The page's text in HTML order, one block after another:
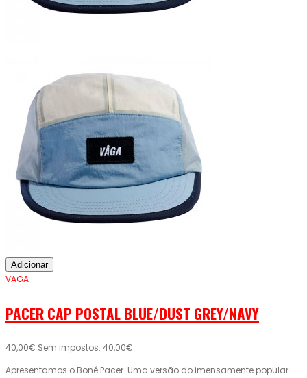
Adicionar
VAGA
PACER CAP POSTAL BLUE/DUST GREY/NAVY
40,00€ Sem impostos: 40,00€
Apresentamos o Boné Pacer. Uma versão do imensamente popular